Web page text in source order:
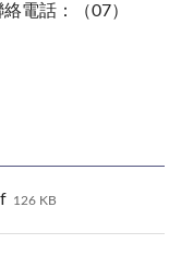
電話：（07）
126 KB